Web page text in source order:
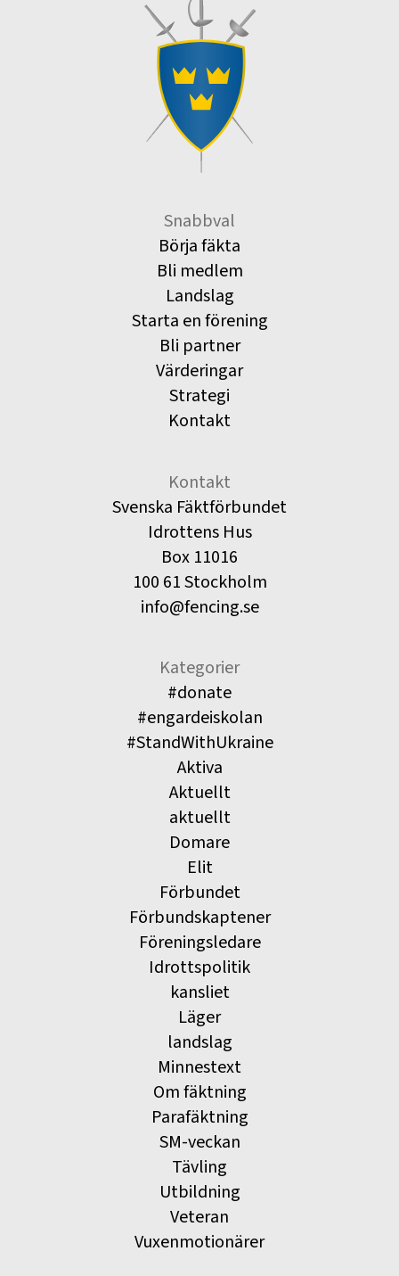
Snabbval
Börja fäkta
Bli medlem
Landslag
Starta en förening
Bli partner
Värderingar
Strategi
Kontakt
Kontakt
Svenska Fäktförbundet
Idrottens Hus
Box 11016
100 61 Stockholm
info@fencing.se
Kategorier
#donate
#engardeiskolan
#StandWithUkraine
Aktiva
Aktuellt
aktuellt
Domare
Elit
Förbundet
Förbundskaptener
Föreningsledare
Idrottspolitik
kansliet
Läger
landslag
Minnestext
Om fäktning
Parafäktning
SM-veckan
Tävling
Utbildning
Veteran
Vuxenmotionärer